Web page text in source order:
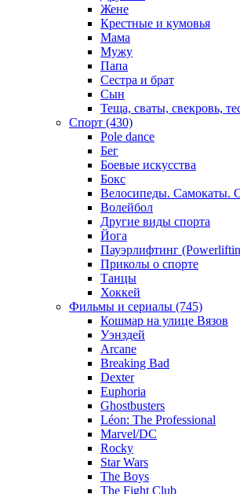
Жене
Крестные и кумовья
Мама
Мужу
Папа
Сестра и брат
Сын
Теща, сваты, свекровь,
Спорт (430)
Pole dance
Бег
Боевые искусства
Бокс
Велосипеды. Самокаты.
Волейбол
Другие виды спорта
Йога
Пауэрлифтинг
Приколы о спорте
Танцы
Хоккей
Фильмы и сериалы (745)
Кошмар на улице Вязов
Уэнздей
Arcane
Breaking Bad
Dexter
Euphoria
Ghostbusters
Léon: The Professional
Marvel/DC
Rocky
Star Wars
The Boys
The Fight Club